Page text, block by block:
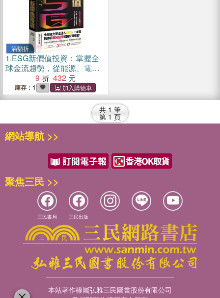
滿額折
1.ESG新價值投資：掌握全
球金流趨勢，從能源、電池
到電動車，散戶穩健獲利的
投資機會
9 432
庫存：1
共 1 筆
第 1 頁
網站導航 >>
聚焦三民 >>
三民書局 三民出版
本站著作權屬弘雅三民圖書股份有限公司